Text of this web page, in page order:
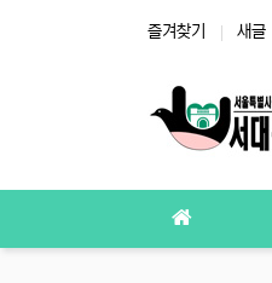
즐겨찾기 새글